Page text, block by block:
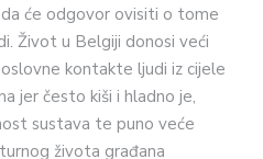
će odgovor ovisiti o tome
Život u Belgiji donosi veći
kontakte ljudi iz cijele
jer često kiši i hladno je,
sustava te puno veće
života građana